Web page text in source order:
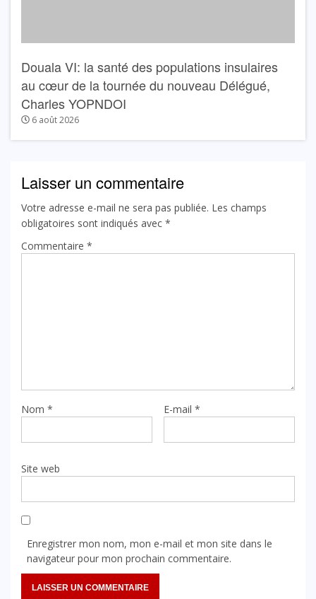
Douala VI: la santé des populations insulaires
au cœur de la tournée du nouveau Délégué,
Charles YOPNDOI
6 août 2026
Laisser un commentaire
Votre adresse e-mail ne sera pas publiée. Les champs
obligatoires sont indiqués avec *
Commentaire *
Nom * E-mail *
Site web
Enregistrer mon nom, mon e-mail et mon site dans le
navigateur pour mon prochain commentaire.